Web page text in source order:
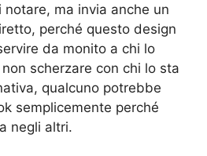
ma invia anche un
perché questo design
da monito a chi lo
scherzare con chi lo sta
qualcuno potrebbe
semplicemente perché
negli altri.